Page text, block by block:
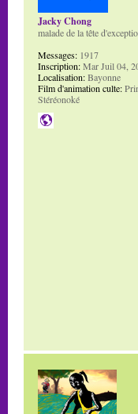
Jacky Chong
malade de la tête
Messages: 1917
Inscription:Mar Juil 04,
Localisation:Bayonne
Film d'animation culte:
Stéréonoké